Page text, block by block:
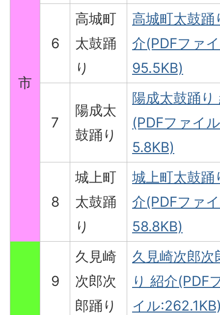
市
6
高城町
太鼓踊
り
高城町太鼓踊
介(PDFファ
95.5KB)
7
陽成太
鼓踊り
陽成太鼓踊り
(PDFファイ
5.8KB)
8
城上町
太鼓踊
り
城上町太鼓踊
介(PDFファ
58.8KB)
9
久見崎
次郎次
郎踊り
久見崎次郎次
り 紹介(PDF
イル